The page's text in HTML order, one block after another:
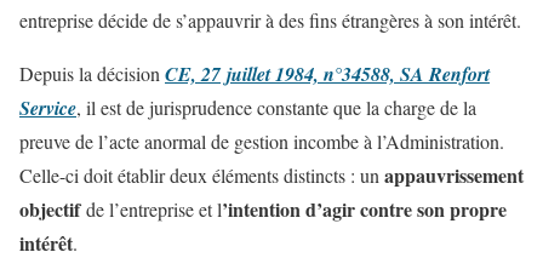
entreprise décide de s’appauvrir à des fins étrangères à son intérêt.
Depuis la décision CE, 27 juillet 1984, n°34588, SA Renfort
Service, il est de jurisprudence constante que la charge de la
preuve de l’acte anormal de gestion incombe à l’Administration.
Celle-ci doit établir deux éléments distincts : un appauvrissement
objectifde l’entreprise et l’intention d’agir contre son propre
intérêt.